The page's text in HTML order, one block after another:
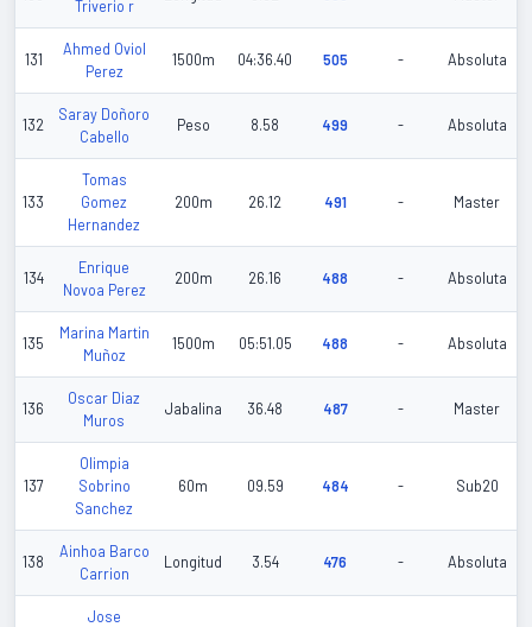
Triverio r
131
Ahmed Oviol
Perez
1500m 04:36.40 505 - Absoluta
132
Saray Doñoro
Cabello
Peso 8.58 499 - Absoluta
133
Tomas
Gomez
Hernandez
200m 26.12 491 - Master
134
Enrique
Novoa Perez
200m 26.16 488 - Absoluta
135
Marina Martin
Muñoz
1500m 05:51.05 488 - Absoluta
136
Oscar Diaz
Muros
Jabalina 36.48 487 - Master
137
Olimpia
Sobrino
Sanchez
60m 09.59 484 - Sub20
138
Ainhoa Barco
Carrion
Longitud 3.54 476 - Absoluta
Jose